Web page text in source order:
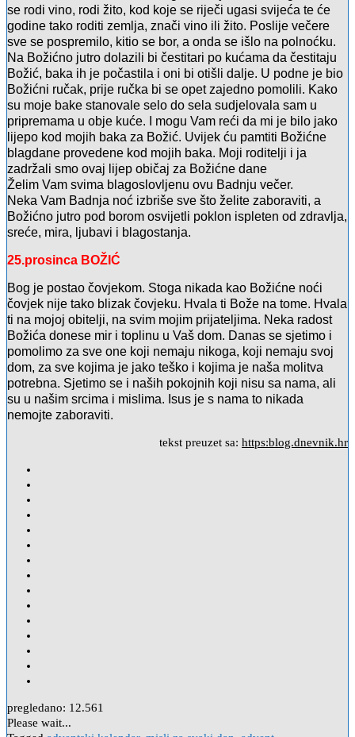
se rodi vino, rodi žito, kod koje se riječi ugasi svijeća te će
godine tako roditi zemlja, znači vino ili žito. Poslije večere
sve se pospremilo, kitio se bor, a onda se išlo na polnoćku.
Na Božićno jutro dolazili bi čestitari po kućama da čestitaju
Božić, baka ih je počastila i oni bi otišli dalje. U podne je bio
Božićni ručak, prije ručka bi se opet zajedno pomolili. Kako
su moje bake stanovale selo do sela sudjelovala sam u
pripremama u obje kuće. I mogu Vam reći da mi je bilo jako
lijepo kod mojih baka za Božić. Uvijek ću pamtiti Božićne
blagdane provedene kod mojih baka. Moji roditelji i ja
zadržali smo ovaj lijep običaj za Božićne dane
Želim Vam svima blagoslovljenu ovu Badnju večer.
Neka Vam Badnja noć izbriše sve što želite zaboraviti, a
Božićno jutro pod borom osvijetli poklon ispleten od zdravlja,
sreće, mira, ljubavi i blagostanja.
25.prosinca BOŽIĆ
Bog je postao čovjekom. Stoga nikada kao Božićne noći
čovjek nije tako blizak čovjeku. Hvala ti Bože na tome. Hvala
ti na mojoj obitelji, na svim mojim prijateljima. Neka radost
Božića donese mir i toplinu u Vaš dom. Danas se sjetimo i
pomolimo za sve one koji nemaju nikoga, koji nemaju svoj
dom, za sve kojima je jako teško i kojima je naša molitva
potrebna. Sjetimo se i naših pokojnih koji nisu sa nama, ali
su u našim srcima i mislima. Isus je s nama to nikada
nemojte zaboraviti.
tekst preuzet sa: https:blog.dnevnik.hr
pregledano: 12.561
Please wait...